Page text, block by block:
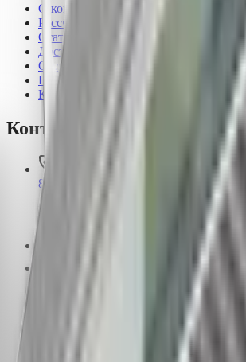
О компании
Рассчитать проект
Статьи
Доставка
Оплата
Гарантия
Контакты
Контакты
8 800 550-80-35
Бесплатно по России